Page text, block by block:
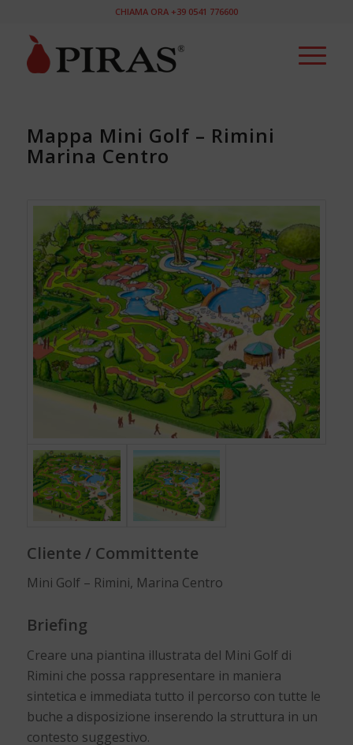
CHIAMA ORA +39 0541 776600
Mappa Mini Golf – Rimini
Marina Centro
Cliente / Committente
Mini Golf – Rimini, Marina Centro
Briefing
Creare una piantina illustrata del Mini Golf di
Rimini che possa rappresentare in maniera
sintetica e immediata tutto il percorso con tutte le
buche a disposizione inserendo la struttura in un
contesto suggestivo.